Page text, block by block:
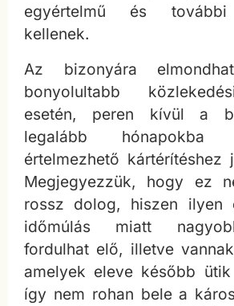
egyértelmű és további
kellenek.
Az bizonyára
bonyolultabb
esetén, peren kívül a
legalább
értelmezhető kártérítéshez
Megjegyezzük, hogy ez
rossz dolog, hiszen ilyen
időmúlás miatt
fordulhat elő, illetve
amelyek eleve később
így nem rohan bele a